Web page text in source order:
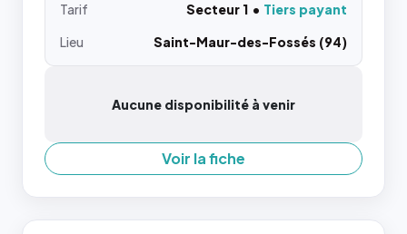
Tarif Secteur 1
Tiers payant
Lieu
Saint-Maur-des-Fossés (94)
Aucune disponibilité à venir
Voir la fiche